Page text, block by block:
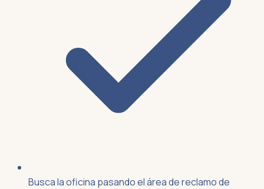
Busca la oficina pasando el área de reclamo de